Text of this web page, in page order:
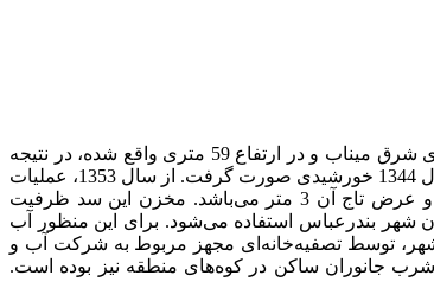
این دریاچه یکی از دریاچه‌های استان هرمزگان و از جمله جاذبه‌های گردشگری شهرستان میناب به شمار می‌رود. این دریاچه مصنوعی که در 2 کیلومتری شرق میناب و در ارتفاع 59 متری واقع شده، در نتیجه
احداث سد بر روی رودخانه میناب شکل گرفته از این رو به دریاچه سد میناب نیز معروف می‌باشد. مطالعات اولیه برای احداث سد استقلال میناب در سال 1344 خورشیدی صورت گرفت. از سال 1353، عملیات
ساخت این سد آغاز شد و در سال 1362، به بهره‌برداری رسید. این سد از نوع سد بتونی پایه‌دار است که طول تاج آن 400 متر، عرض پی آن 58 متر و عرض تاج آن 3 متر می‌باشد. مخزن این سد ظرفیت
و باغ‌های میناب و تامین آب شرب ساکنان شهر بندرعباس استفاده می‌شود. برای این منظور آب
قبل از ورود به شبکه این شهر، توسط تصفیه‌خانه‌ای مجهز مربوط به شرکت آب و
جانوران ساکن در کوه‌های منطقه نیز بوده است.